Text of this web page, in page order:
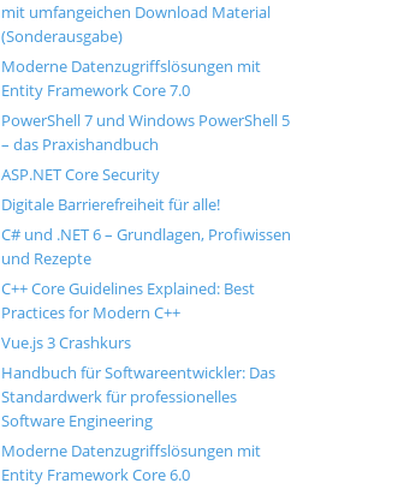
mit umfangeichen Download Material
(Sonderausgabe)
Moderne Datenzugriffslösungen mit
Entity Framework Core 7.0
PowerShell 7 und Windows PowerShell 5
– das Praxishandbuch
ASP.NET Core Security
Digitale Barrierefreiheit für alle!
C# und .NET 6 – Grundlagen, Profiwissen
und Rezepte
C++ Core Guidelines Explained: Best
Practices for Modern C++
Vue.js 3 Crashkurs
Handbuch für Softwareentwickler: Das
Standardwerk für professionelles
Software Engineering
Moderne Datenzugriffslösungen mit
Entity Framework Core 6.0